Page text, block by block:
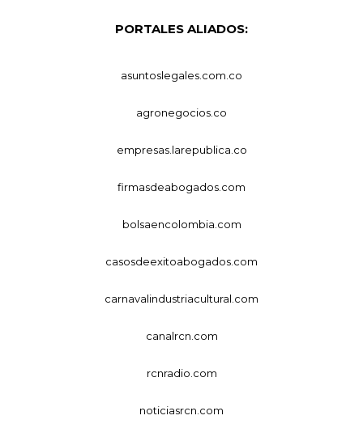
PORTALES ALIADOS:
asuntoslegales.com.co
agronegocios.co
empresas.larepublica.co
firmasdeabogados.com
bolsaencolombia.com
casosdeexitoabogados.com
carnavalindustriacultural.com
canalrcn.com
rcnradio.com
noticiasrcn.com